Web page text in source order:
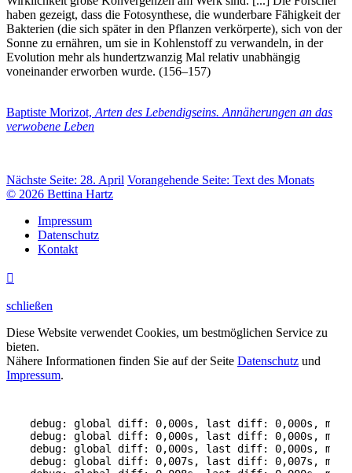
haben gezeigt, dass die Fotosynthese, die wunderbare Fähigkeit der
Bakterien (die sich später in den Pflanzen verkörperte), sich von der
Sonne zu ernähren, um sie in Kohlenstoff zu verwandeln, in der
Evolution mehr als hundertzwanzig Mal relativ unabhängig
voneinander erworben wurde. (156–157)
Baptiste Morizot, Arten des Lebendigseins. Annäherungen an das
verwobene Leben
Nächste Seite: 28. April Vorangehende Seite: Text des Monats
© 2026 Bettina Hartz
Impressum
Datenschutz
Kontakt

schließen
Diese Website verwendet Cookies, um bestmöglichen Service zu
bieten.
Nähere Informationen finden Sie auf der Seite Datenschutz und
Impressum.
debug: global diff: 0,000s, last diff: 0,000s, mem:
debug: global diff: 0,000s, last diff: 0,000s, mem:
debug: global diff: 0,000s, last diff: 0,000s, mem:
debug: global diff: 0,007s, last diff: 0,007s, mem: